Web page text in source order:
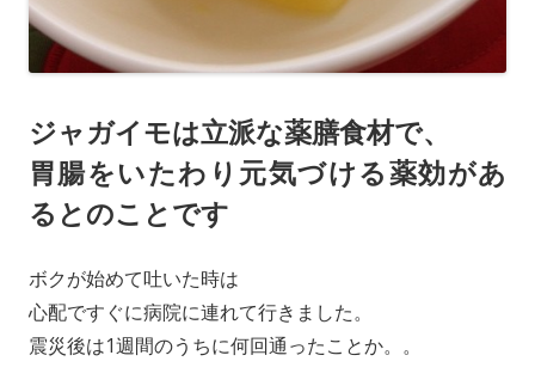
ジャガイモは立派な薬膳食材で、
胃腸をいたわり元気づける薬効があ
るとのことです
ボクが始めて吐いた時は
心配ですぐに病院に連れて行きました。
震災後は1週間のうちに何回通ったことか。。